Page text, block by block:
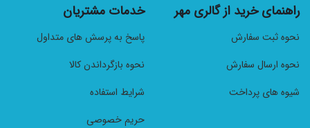
راهنمای خرید از گالری مهر
نحوه ثبت سفارش
نحوه ارسال سفارش
شیوه های پرداخت
خدمات مشتریان
پاسخ به پرسش های متداول
نحوه بازگرداندن کالا
شرایط استفاده
حریم خصوصی